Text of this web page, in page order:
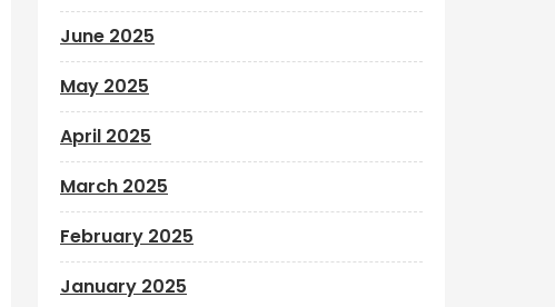
June 2025
May 2025
April 2025
March 2025
February 2025
January 2025